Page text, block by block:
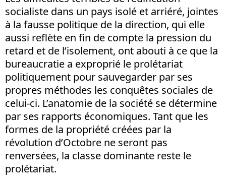
socialiste dans un pays isolé et arriéré, jointes
à la fausse politique de la direction, qui elle
aussi reflète en fin de compte la pression du
retard et de l’isolement, ont abouti à ce que la
bureaucratie a exproprié le prolétariat
politiquement pour sauvegarder par ses
propres méthodes les conquêtes sociales de
celui-ci. L’anatomie de la société se détermine
par ses rapports économiques. Tant que les
formes de la propriété créées par la
révolution d’Octobre ne seront pas
renversées, la classe dominante reste le
prolétariat.